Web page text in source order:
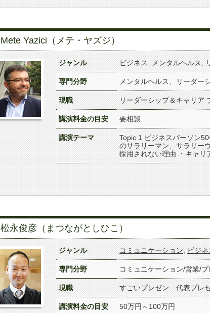
Mete Yazici（メテ・ヤズジ）
ジャンル ビジネス メンタルヘルス
専門分野 メンタルヘルス、リーダー
現職 リーダーシップ＆キャリア
講演料金の目安 要相談
講演テーマ
Topic 1 ビジネスパーソン
のサラリーマン、サラリー
採用されない理由 ・キャリ
松永俊彦（まつながとしひこ）
ジャンル コミュニケーション ビジネ
専門分野 コミュニケーション/営業/
現職 すごいプレゼン 代表プレ
講演料金の目安 50万円～100万円